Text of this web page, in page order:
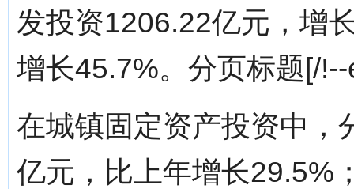
发投资1206.22亿元，增
增长45.7%。分页标题[/
在城镇固定资产投资中，
亿元，比上年增长29.5%